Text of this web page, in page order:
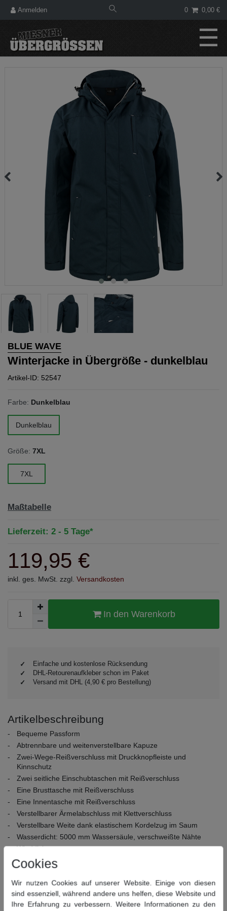
Anmelden 0 0,00 €
☰
BLUE WAVE
Winterjacke in Übergröße - dunkelblau
Artikel-ID: 52547
Farbe: Dunkelblau
Dunkelblau
Größe: 7XL
7XL
Maßtabelle
Lieferzeit: 2 - 5 Tage*
119,95 €
inkl. ges. MwSt. zzgl. Versandkosten
In den Warenkorb
Einfache und kostenlose Rücksendung
DHL-Retourenaufkleber schon im Paket
Versand mit DHL (4,90 € pro Bestellung)
Artikelbeschreibung
Bequeme Passform
Abtrennbare und weitenverstellbare Kapuze
Zwei-Wege-Reißverschluss mit Druckknopfleiste und
Kinnschutz
Zwei seitliche Einschubtaschen mit Reißverschluss
Eine Brusttasche mit Reißverschluss
Eine Innentasche mit Reißverschluss
Verstellbarer Ärmelabschluss mit Klettverschluss
Verstellbare Weite dank elastischem Kordelzug im Saum
Wasserdicht: 5000 mm Wassersäule, verschweißte Nähte
Winddicht
Atmungsaktiv
Material Obermaterial:
100% Polyester
Material Innenmaterial:
100% Polyester
Cookies
Wir nutzen Cookies auf unserer Website. Einige von diesen
sind essenziell, während andere uns helfen, diese Website und
Ihre Erfahrung zu verbessern. Weitere Informationen zu den